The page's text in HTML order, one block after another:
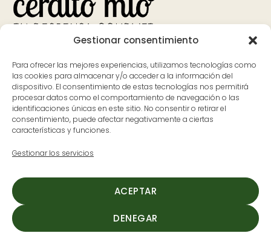
Gestionar consentimiento
Para ofrecer las mejores experiencias, utilizamos tecnologías como
las cookies para almacenar y/o acceder a la información del
dispositivo. El consentimiento de estas tecnologías nos permitirá
procesar datos como el comportamiento de navegación o las
identificaciones únicas en este sitio. No consentir o retirar el
consentimiento, puede afectar negativamente a ciertas
características y funciones.
Gestionar los servicios
ACEPTAR
DENEGAR
Transfer
Pay
Pay
PayPal
Contacto
626 597 700
ladespensa@cerditomio.es
Dónde estamos
Avenida Pureza Canelo, 59, en
20:00
S: 9:30 a 14:00